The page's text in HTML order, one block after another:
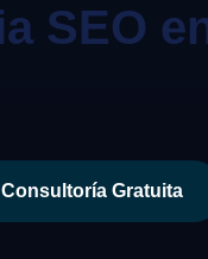
SEO
Consultoría Gratuita